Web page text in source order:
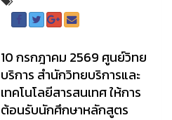
10 กรกฎาคม 2569 ศูนย์วิทย
บริการ สำนักวิทยบริการและ
เทคโนโลยีสารสนเทศ ให้การ
ต้อนรับนักศึกษาหลักสูตร